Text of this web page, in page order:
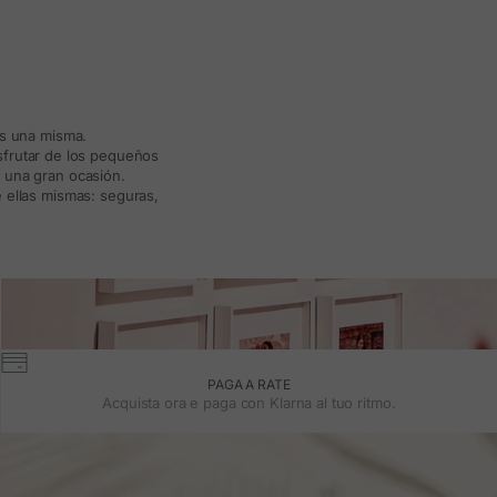
una misma.
de los pequeños
gran ocasión.
mismas: seguras,
PAGA A RATE
Acquista ora e paga con Klarna al tuo ritmo.